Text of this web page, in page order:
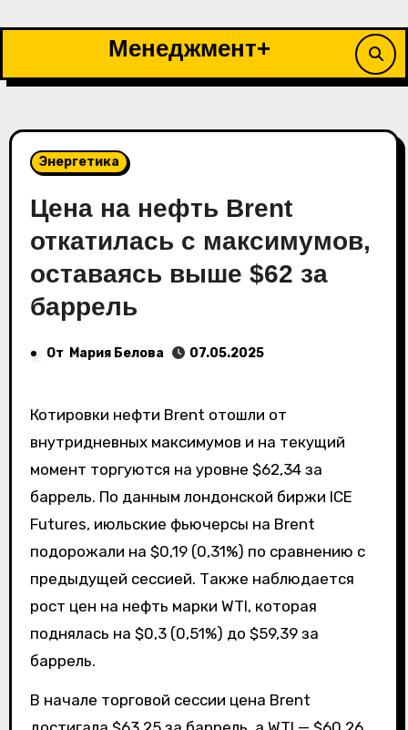
Менеджмент+
Энергетика
Цена на нефть Brent
откатилась с максимумов,
оставаясь выше $62 за
баррель
От Мария Белова 07.05.2025
Котировки нефти Brent отошли от
внутридневных максимумов и на текущий
момент торгуются на уровне $62,34 за
баррель. По данным лондонской биржи ICE
Futures, июльские фьючерсы на Brent
подорожали на $0,19 (0,31%) по сравнению с
предыдущей сессией. Также наблюдается
рост цен на нефть марки WTI, которая
поднялась на $0,3 (0,51%) до $59,39 за
баррель.
В начале торговой сессии цена Brent